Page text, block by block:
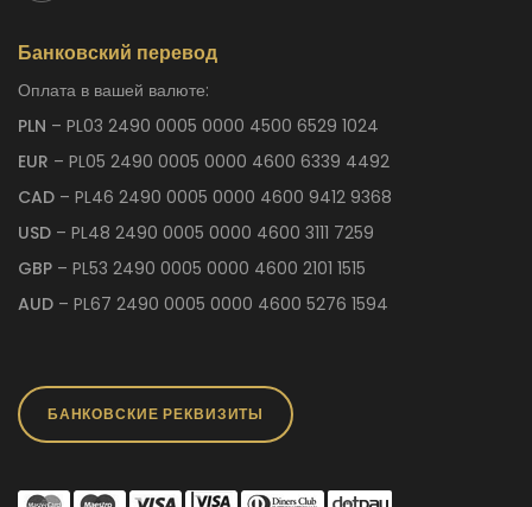
Банковский перевод
Оплата в вашей валюте:
PLN – PL03 2490 0005 0000 4500 6529 1024
EUR – PL05 2490 0005 0000 4600 6339 4492
CAD – PL46 2490 0005 0000 4600 9412 9368
USD – PL48 2490 0005 0000 4600 3111 7259
GBP – PL53 2490 0005 0000 4600 2101 1515
AUD – PL67 2490 0005 0000 4600 5276 1594
БАНКОВСКИЕ РЕКВИЗИТЫ